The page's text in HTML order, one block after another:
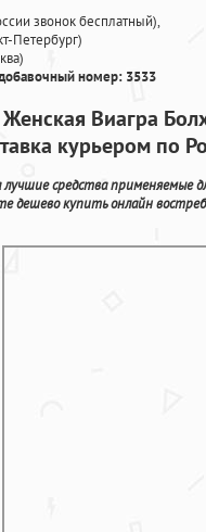
звонок бесплатный),
Петербург)
номер: 3533
Виагра
курьером по
лучшие средства
купить онлайн